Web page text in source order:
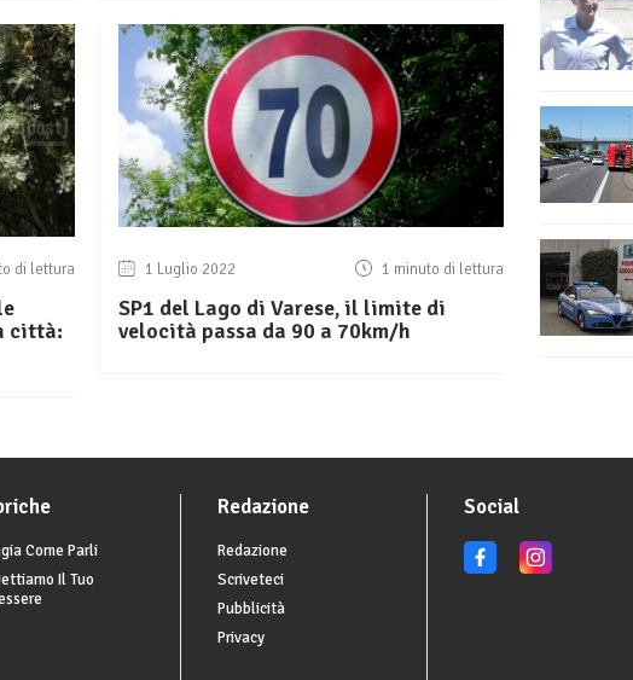
di lettura
città:
1 Luglio 2022 1 minuto di lettura
SP1 del Lago di Varese, il limite di
velocità passa da 90 a 70km/h
Come Parli
Il Tuo
Redazione
Redazione
Scriveteci
Pubblicità
Privacy
Social